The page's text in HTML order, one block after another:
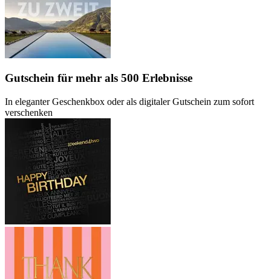
Gutschein für mehr als 500 Erlebnisse
In eleganter Geschenkbox oder als digitaler Gutschein zum sofort
verschenken